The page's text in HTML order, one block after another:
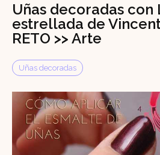
Uñas decoradas con
estrellada de
RETO >> Arte
Uñas decoradas